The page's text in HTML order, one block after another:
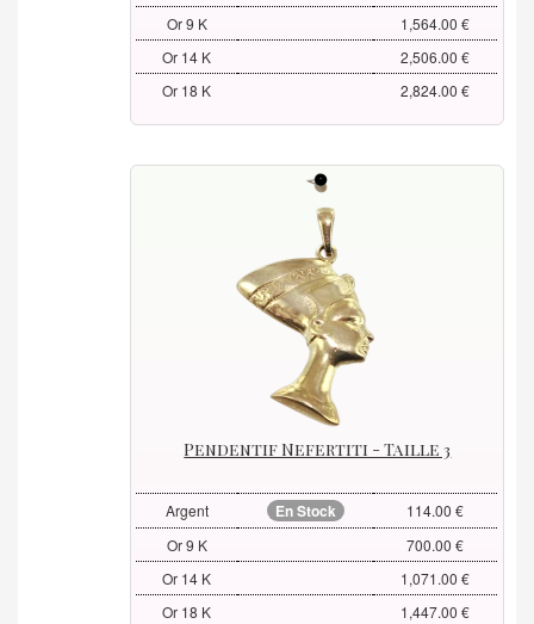
Or 9 K
1,564.00 €
Or 14 K
2,506.00 €
Or 18 K
2,824.00 €
Pendentif Nefertiti - Taille 3
Argent En Stock
114.00 €
Or 9 K
700.00 €
Or 14 K
1,071.00 €
Or 18 K
1,447.00 €